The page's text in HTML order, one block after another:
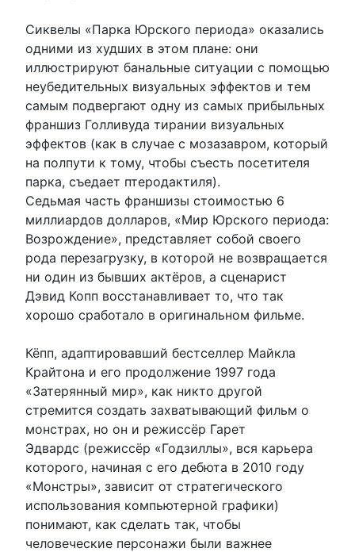
Сиквелы «Парка Юрского периода» оказались
одними из худших в этом плане: они
иллюстрируют банальные ситуации с помощью
неубедительных визуальных эффектов и тем
самым подвергают одну из самых прибыльных
франшиз Голливуда тирании визуальных
эффектов (как в случае с мозазавром, который
на полпути к тому, чтобы съесть посетителя
парка, съедает птеродактиля).
Седьмая часть франшизы стоимостью 6
миллиардов долларов, «Мир Юрского периода:
Возрождение», представляет собой своего
рода перезагрузку, в которой не возвращается
ни один из бывших актёров, а сценарист
Дэвид Копп восстанавливает то, что так
хорошо сработало в оригинальном фильме.
Кёпп, адаптировавший бестселлер Майкла
Крайтона и его продолжение 1997 года
«Затерянный мир», как никто другой
стремится создать захватывающий фильм о
монстрах, но он и режиссёр Гарет
Эдвардс (режиссёр «Годзиллы», вся карьера
которого, начиная с его дебюта в 2010 году
«Монстры», зависит от стратегического
использования компьютерной графики)
понимают, как сделать так, чтобы
человеческие персонажи были важнее